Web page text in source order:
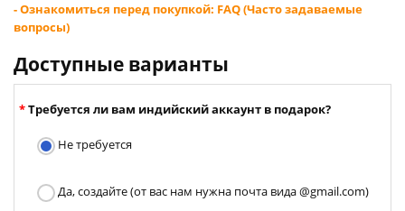
- Ознакомиться перед покупкой: FAQ (Часто задаваемые
вопросы)
Доступные варианты
Требуется ли вам индийский аккаунт в подарок?
Не требуется
Да, создайте (от вас нам нужна почта вида @gmail.com)